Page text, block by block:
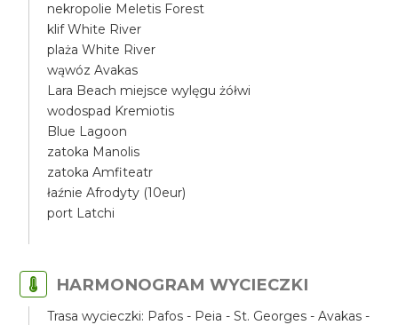
nekropolie Meletis Forest
klif White River
plaża White River
wąwóz Avakas
Lara Beach miejsce wylęgu żółwi
wodospad Kremiotis
Blue Lagoon
zatoka Manolis
zatoka Amfiteatr
łaźnie Afrodyty (10eur)
port Latchi
HARMONOGRAM WYCIECZKI
Trasa wycieczki: Pafos - Peia - St. Georges - Avakas -